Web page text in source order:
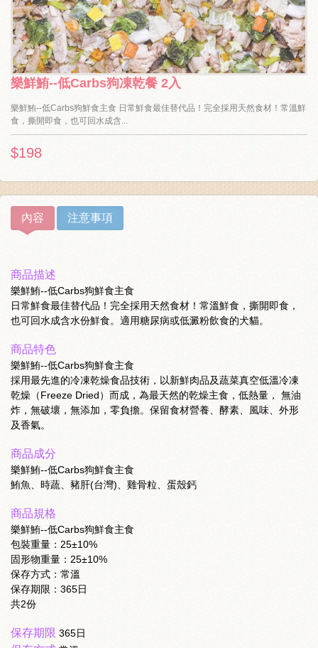
樂鮮鮪--低Carbs狗凍乾餐 2入
樂鮮鮪--低Carbs狗鮮食主食 日常鮮食最佳替代品！完全採用天然食材！常溫鮮
食，撕開即食，也可回水成含...
$198
內容 注意事項
商品描述
樂鮮鮪--低Carbs狗鮮食主食
日常鮮食最佳替代品！完全採用天然食材！常溫鮮食，撕開即食，
也可回水成含水份鮮食。適用糖尿病或低澱粉飲食的犬貓。
商品特色
樂鮮鮪--低Carbs狗鮮食主食
採用最先進的冷凍乾燥食品技術，以新鮮肉品及蔬菜真空低溫冷凍
乾燥（Freeze Dried）而成，為最天然的乾燥主食，低熱量， 無油
炸，無破壞，無添加，零負擔。保留食材營養、酵素、風味、外形
及香氣。
商品成分
樂鮮鮪--低Carbs狗鮮食主食
鮪魚、時蔬、豬肝(台灣)、雞骨粒、蛋殼鈣
商品規格
樂鮮鮪--低Carbs狗鮮食主食
包裝重量：25±10%
固形物重量：25±10%
保存方式：常溫
保存期限：365日
共2份
保存期限 365日